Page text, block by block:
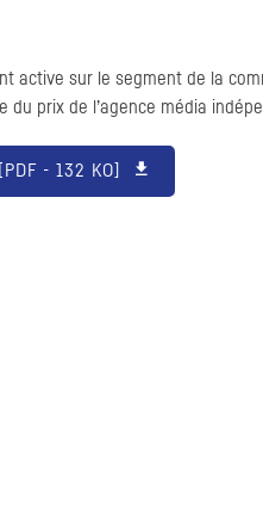
active sur le segment de la
du prix de l’agence média
PDF - 132 KO]